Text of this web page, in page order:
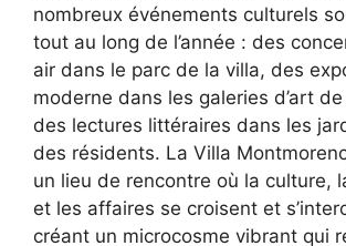
nombreux événements culturels
tout au long de l’année : des
air dans le parc de la villa, des
moderne dans les galeries d’art
des lectures littéraires dans les
des résidents. La Villa
un lieu de rencontre où la culture,
et les affaires se croisent et
créant un microcosme vibrant qui